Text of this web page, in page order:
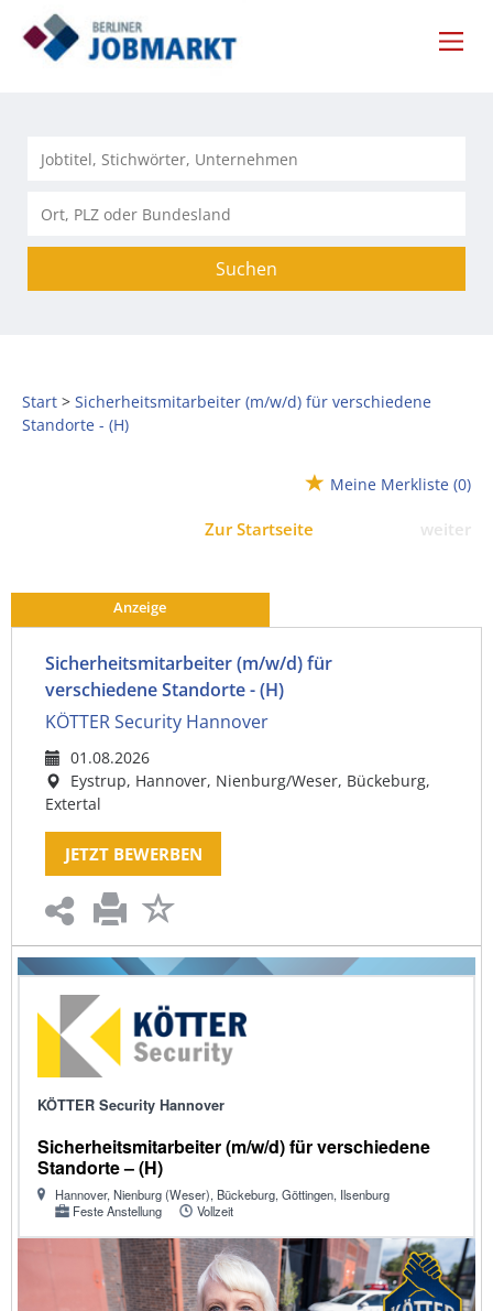
Suchen
Start
Sicherheitsmitarbeiter (m/w/d) für verschiedene
Standorte - (H)
Meine Merkliste (0)
Zur Startseite weiter
Anzeige
Sicherheitsmitarbeiter (m/w/d) für
verschiedene Standorte - (H)
KÖTTER Security Hannover
01.08.2026
Eystrup, Hannover, Nienburg/Weser, Bückeburg,
Extertal
JETZT BEWERBEN